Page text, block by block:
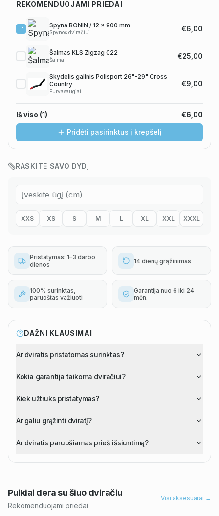
REKOMENDUOJAMI PRIEDAI
Spyna BONIN / 12 x 900 mm
Spynos dviračiui €6,00
Šalmas KLS Zigzag 022
Šalmai €25,00
Skydelis galinis Polisport 26"-29" Cross
Country
Purvasaugiai
€9,00
Iš viso (1) €6,00
Pridėti pasirinktus į krepšelį
RASKITE SAVO DYDĮ
XXS XS S M L XL XXL XXXL
Pristatymas: 1–3 darbo
dienos
14 dienų grąžinimas
100% surinktas,
paruoštas važiuoti
Garantija nuo 6 iki 24
mėn.
DAŽNI KLAUSIMAI
Ar dviratis pristatomas surinktas?
Kokia garantija taikoma dviračiui?
Kiek užtruks pristatymas?
Ar galiu grąžinti dviratį?
Ar dviratis paruošiamas prieš išsiuntimą?
Puikiai dera su šiuo dviračiu
Rekomenduojami priedai
Visi aksesuarai →